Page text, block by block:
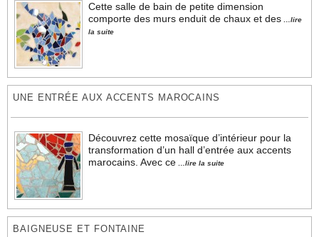
Cette salle de bain de petite dimension
comporte des murs enduit de chaux et des …lire
la suite
UNE ENTRÉE AUX ACCENTS MAROCAINS
Découvrez cette mosaïque d’intérieur pour la
transformation d’un hall d’entrée aux accents
marocains. Avec ce …lire la suite
BAIGNEUSE ET FONTAINE